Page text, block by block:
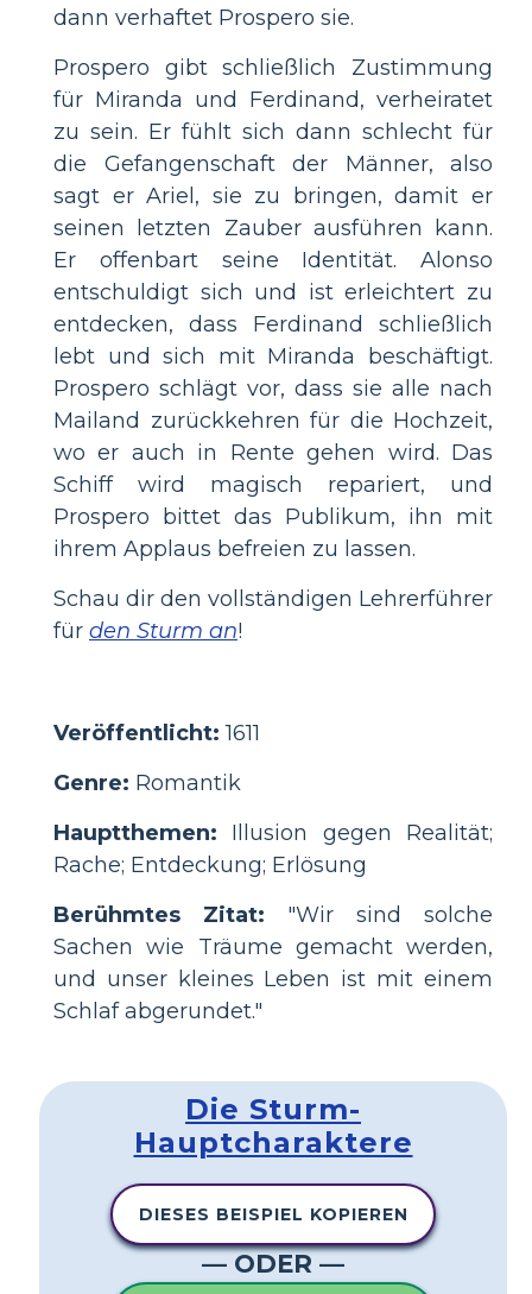
dann verhaftet Prospero sie.
Prospero gibt schließlich Zustimmung
für Miranda und Ferdinand, verheiratet
zu sein. Er fühlt sich dann schlecht für
die Gefangenschaft der Männer, also
sagt er Ariel, sie zu bringen, damit er
seinen letzten Zauber ausführen kann.
Er offenbart seine Identität. Alonso
entschuldigt sich und ist erleichtert zu
entdecken, dass Ferdinand schließlich
lebt und sich mit Miranda beschäftigt.
Prospero schlägt vor, dass sie alle nach
Mailand zurückkehren für die Hochzeit,
wo er auch in Rente gehen wird. Das
Schiff wird magisch repariert, und
Prospero bittet das Publikum, ihn mit
ihrem Applaus befreien zu lassen.
Schau dir den vollständigen Lehrerführer
für den Sturm an!
Veröffentlicht: 1611
Genre: Romantik
Hauptthemen: Illusion gegen Realität;
Rache; Entdeckung; Erlösung
Berühmtes Zitat: "Wir sind solche
Sachen wie Träume gemacht werden,
und unser kleines Leben ist mit einem
Schlaf abgerundet."
Die Sturm-
Hauptcharaktere
DIESES BEISPIEL KOPIEREN
— ODER —